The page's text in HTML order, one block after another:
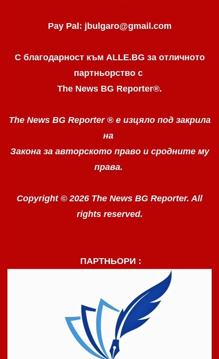
Pay Pal: jbulgaro@gmail.com
С благодарност към ALLE.BG за отличното
партньорство с
The News BG Reporter®.
The News BG Reporter ® е изцяло под закрила
на
Закона за авторското право и сродните му
права.
Copyright © 2026 The News BG Reporter. All
rights reserved.
ПАРТНЬОРИ :